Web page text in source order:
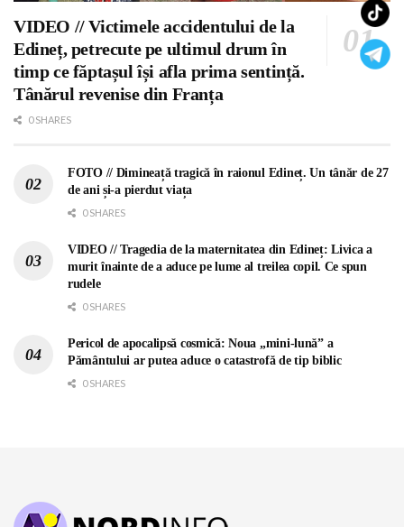
VIDEO // Victimele accidentului de la
Edineț, petrecute pe ultimul drum în
timp ce făptașul își afla prima sentință.
Tânărul revenise din Franța
0 SHARES
FOTO // Dimineață tragică în raionul Edineț. Un tânăr de 27
de ani și-a pierdut viața
0 SHARES
VIDEO // Tragedia de la maternitatea din Edineț: Livica a
murit înainte de a aduce pe lume al treilea copil. Ce spun
rudele
0 SHARES
Pericol de apocalipsă cosmică: Noua „mini-lună” a
Pământului ar putea aduce o catastrofă de tip biblic
0 SHARES